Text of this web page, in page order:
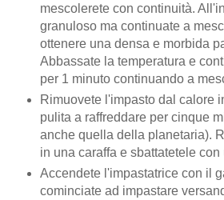
mescolerete con continuità.
granuloso ma continuate a
ottenere una densa e morbida
Abbassate la temperatura e
per 1 minuto continuando a
Rimuovete l'impasto dal calore
pulita a raffreddare per cinque
anche quella della planetaria).
in una caraffa e sbattatetele con
Accendete l'impastatrice con il
cominciate ad impastare